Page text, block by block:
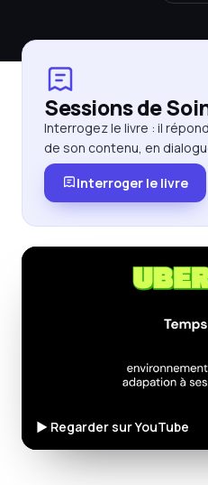
▶ Regarder sur YouTube
Sessions de
Interrogez le livre : il
de son contenu, en
Interroger le livre